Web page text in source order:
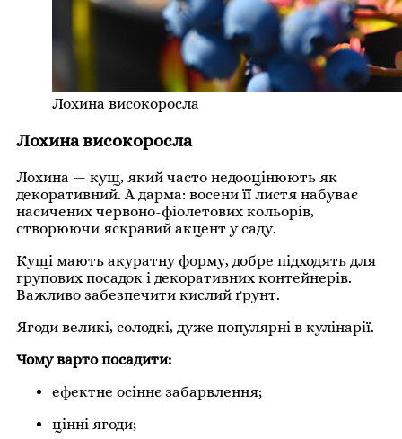
Лохина високоросла
Лохина високоросла
Лохина — кущ, який часто недооцінюють як
декоративний. А дарма: восени її листя набуває
насичених червоно-фіолетових кольорів,
створюючи яскравий акцент у саду.
Кущі мають акуратну форму, добре підходять для
групових посадок і декоративних контейнерів.
Важливо забезпечити кислий ґрунт.
Ягоди великі, солодкі, дуже популярні в кулінарії.
Чому варто посадити:
ефектне осіннє забарвлення;
цінні ягоди;